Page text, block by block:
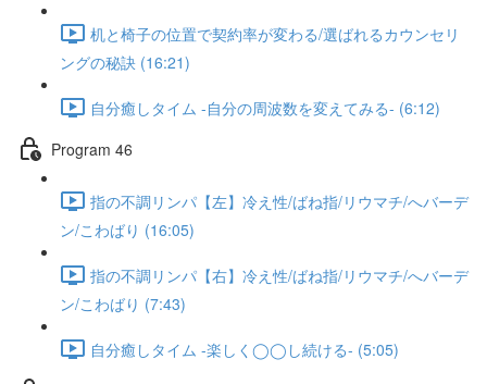
机と椅子の位置で契約率が変わる/選ばれるカウンセリ
ングの秘訣 (16:21)
自分癒しタイム -自分の周波数を変えてみる- (6:12)
Program 46
指の不調リンパ【左】冷え性/ばね指/リウマチ/へバーデ
ン/こわばり (16:05)
指の不調リンパ【右】冷え性/ばね指/リウマチ/へバーデ
ン/こわばり (7:43)
自分癒しタイム -楽しく◯◯し続ける- (5:05)